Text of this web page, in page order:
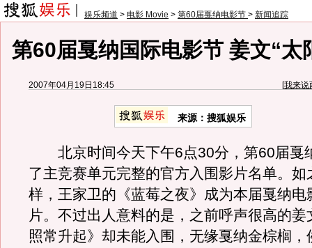
娱乐频道 > 电影 Movie > 第60届戛纳电影节 > 新闻追踪
第60届戛纳国际电影节 姜文“太
2007年04月19日18:45 [我来说
来源：搜狐娱乐
北京时间今天下午6点30分，第60届戛
了主竞赛单元完整的官方入围影片名单。如
样，王家卫的《蓝莓之夜》成为本届戛纳电
片。不过出人意料的是，之前呼声很高的姜
照常升起》却未能入围，无缘戛纳金棕榈，